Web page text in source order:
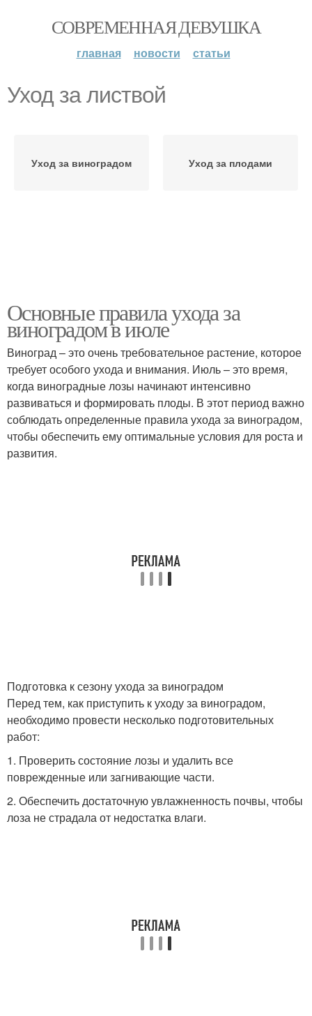
СОВРЕМЕННАЯ ДЕВУШКА
главная новости статьи
Уход за листвой
Уход за виноградом Уход за плодами
Основные правила ухода за
виноградом в июле
Виноград – это очень требовательное растение, которое
требует особого ухода и внимания. Июль – это время,
когда виноградные лозы начинают интенсивно
развиваться и формировать плоды. В этот период важно
соблюдать определенные правила ухода за виноградом,
чтобы обеспечить ему оптимальные условия для роста и
развития.
Подготовка к сезону ухода за виноградом
Перед тем, как приступить к уходу за виноградом,
необходимо провести несколько подготовительных
работ:
1. Проверить состояние лозы и удалить все
поврежденные или загнивающие части.
2. Обеспечить достаточную увлажненность почвы, чтобы
лоза не страдала от недостатка влаги.